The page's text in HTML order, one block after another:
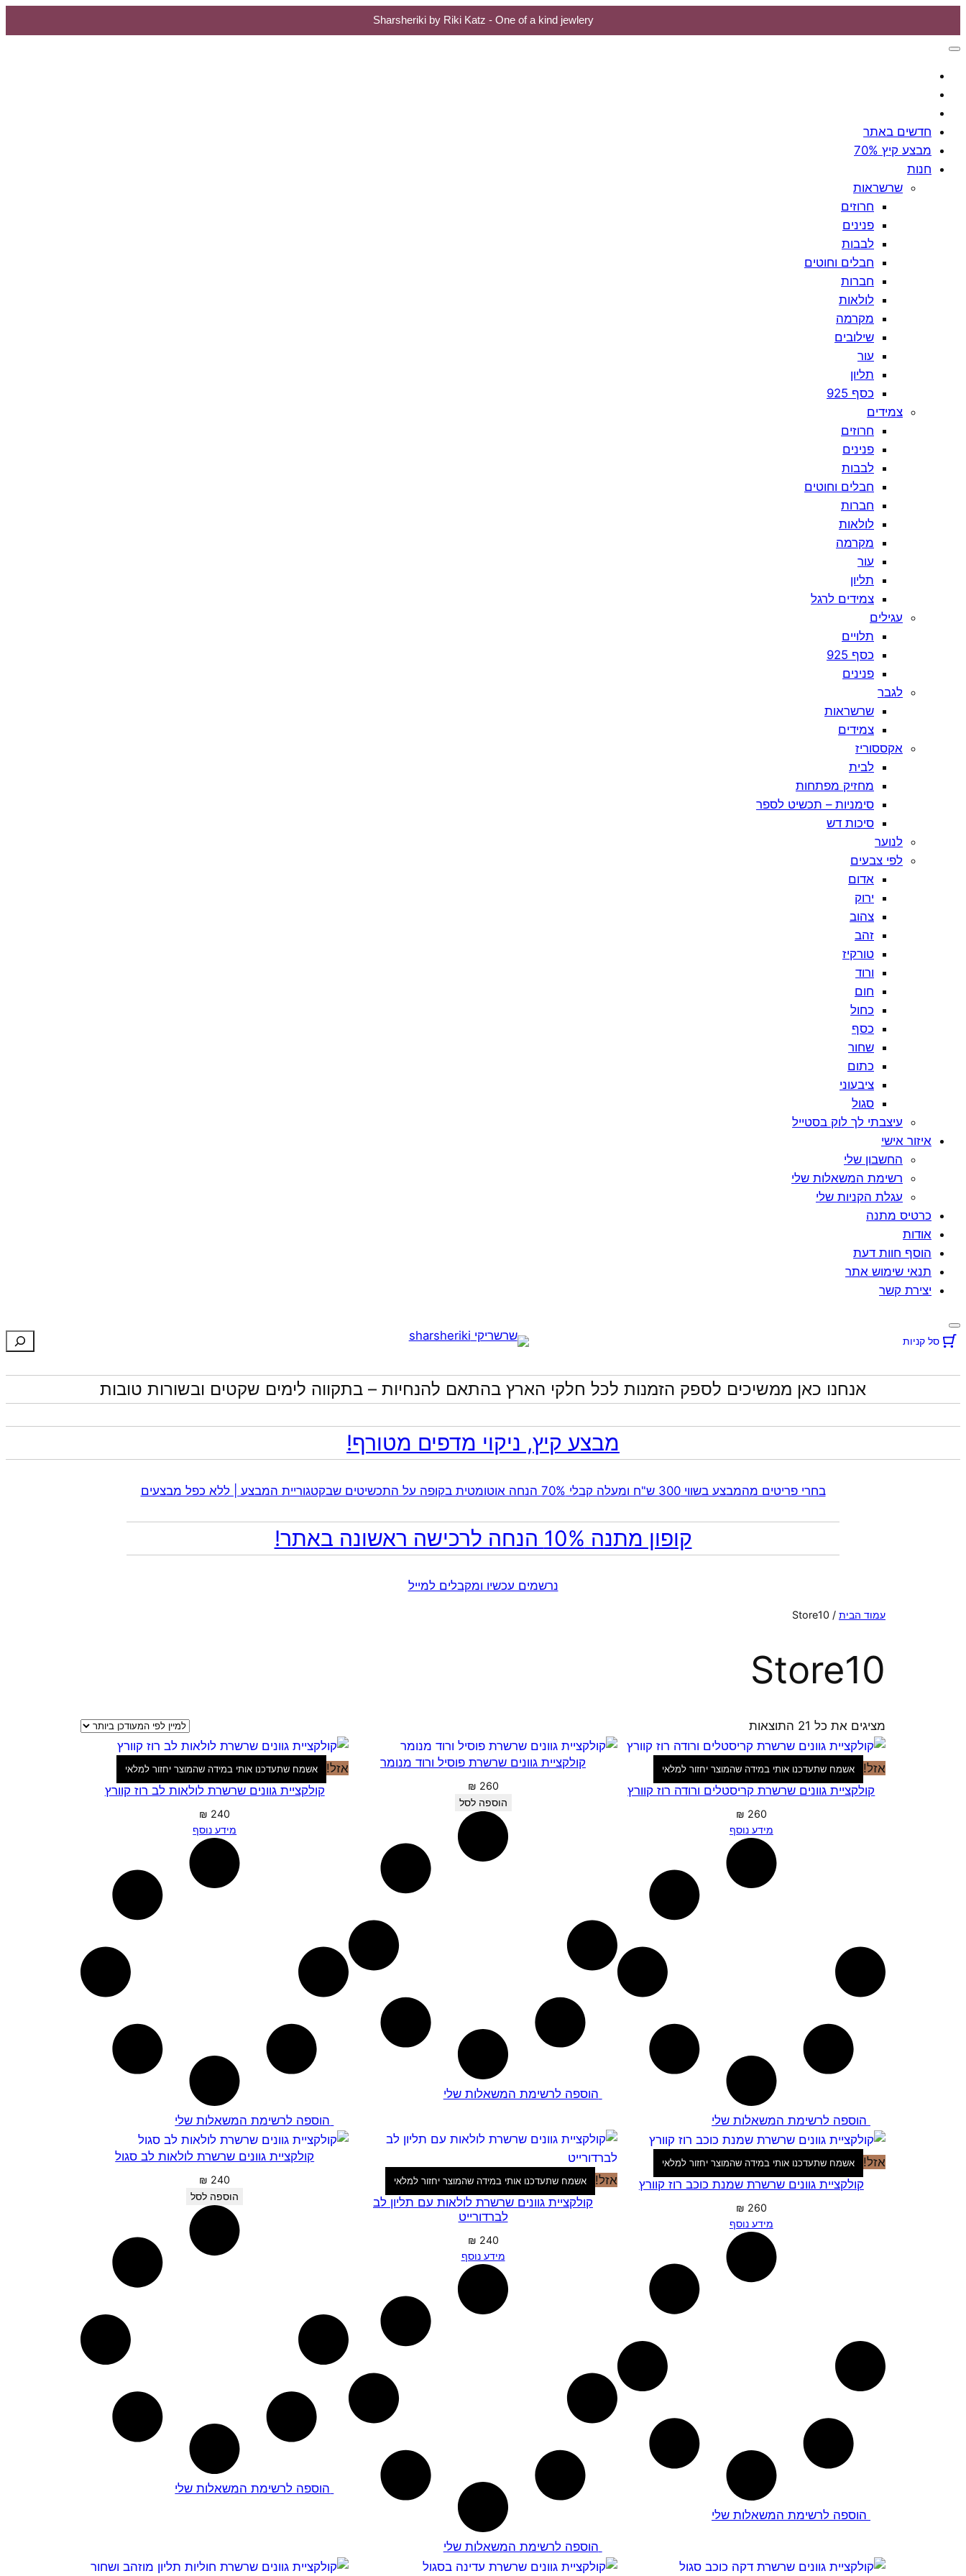
Sharsheriki by Riki Katz - One of a kind jewlery
חדשים באתר
מבצע קיץ 70%
חנות
שרשראות
חרוזים
פנינים
לבבות
חבלים וחוטים
חברות
לולאות
מקרמה
שילובים
עור
תליון
כסף 925
צמידים
חרוזים
פנינים
לבבות
חבלים וחוטים
חברות
לולאות
מקרמה
עור
תליון
צמידים לרגל
עגילים
תלויים
כסף 925
פנינים
לגבר
שרשראות
צמידים
אקססוריז
לבית
מחזיק מפתחות
סימניות – תכשיט לספר
סיכות דש
לנוער
לפי צבעים
אדום
ירוק
צהוב
זהב
טורקיז
ורוד
חום
כחול
כסף
שחור
כתום
ציבעוני
סגול
עיצבתי לך לוק בסטייל
איזור אישי
החשבון שלי
רשימת המשאלות שלי
עגלת הקניות שלי
כרטיס מתנה
אודות
הוסף חוות דעת
תנאי שימוש אתר
יצירת קשר
סל קניות חיפוש
אנחנו כאן ממשיכים לספק הזמנות לכל חלקי הארץ בהתאם להנחיות – בתקווה לימים שקטים ובשורות טובות
מבצע קיץ, ניקוי מדפים מטורף!
בחרי פריטים מהמבצע בשווי 300 ש"ח ומעלה קבלי 70% הנחה אוטומטית בקופה על התכשיטים שבקטגוריית המבצע | ללא כפל מבצעים
קופון מתנה 10% הנחה לרכישה ראשונה באתר!
נרשמים עכשיו ומקבלים למייל
עמוד הבית / Store10
Store10
מציגים את כל ⁦21⁩ התוצאות
ממוין
לפי
העדכני
ביותר
אזל! אשמח שתעדכנו אותי במידה שהמוצר יחזור למלאי
קולקציית גוונים שרשרת קריסטלים ורודה רוז קוורץ
₪ 260
מידע נוסף
הוספה לרשימת המשאלות שלי
קולקציית גוונים שרשרת פוסיל ורוד מנומר
₪ 260
הוספה לסל
הוספה לרשימת המשאלות שלי
אזל! אשמח שתעדכנו אותי במידה שהמוצר יחזור למלאי
קולקציית גוונים שרשרת לולאות לב רוז קוורץ
₪ 240
מידע נוסף
הוספה לרשימת המשאלות שלי
אזל! אשמח שתעדכנו אותי במידה שהמוצר יחזור למלאי
קולקציית גוונים שרשרת שמנת כוכב רוז קוורץ
₪ 260
מידע נוסף
הוספה לרשימת המשאלות שלי
אזל! אשמח שתעדכנו אותי במידה שהמוצר יחזור למלאי
קולקציית גוונים שרשרת לולאות עם תליון לב
לברדורייט
₪ 240
מידע נוסף
הוספה לרשימת המשאלות שלי
קולקציית גוונים שרשרת לולאות לב סגול
₪ 240
הוספה לסל
הוספה לרשימת המשאלות שלי